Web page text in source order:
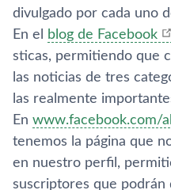
divulgado por cada uno
En el
blog de Facebook
sticas, permitiendo que
las noticias de tres
las realmente
En www.facebook.com/
tenemos la página que
en nuestro perfil,
suscriptores que